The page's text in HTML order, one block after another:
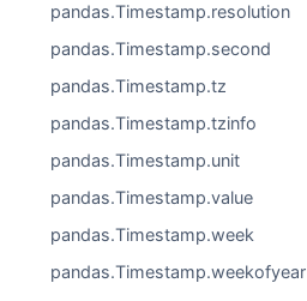
pandas.Timestamp.resolution
pandas.Timestamp.second
pandas.Timestamp.tz
pandas.Timestamp.tzinfo
pandas.Timestamp.unit
pandas.Timestamp.value
pandas.Timestamp.week
pandas.Timestamp.weekofyear